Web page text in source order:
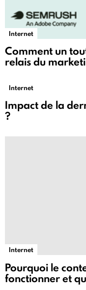
Internet
Comment un
relais du
Internet
Impact de la
?
Internet
Pourquoi le
fonctionner et